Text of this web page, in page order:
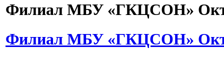
Филиал МБУ «ГКЦСОН»
Филиал МБУ «ГКЦСОН»